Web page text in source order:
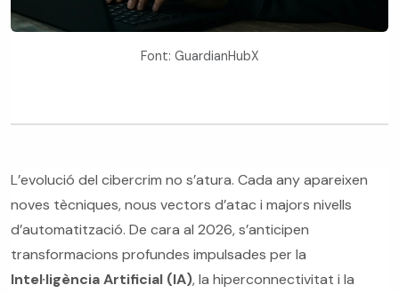
Font: GuardianHubX
L’evolució del cibercrim no s’atura. Cada any apareixen
noves tècniques, nous vectors d’atac i majors nivells
d’automatització. De cara al 2026, s’anticipen
transformacions profundes impulsades per la
Intel·ligència Artificial (IA), la hiperconnectivitat i la